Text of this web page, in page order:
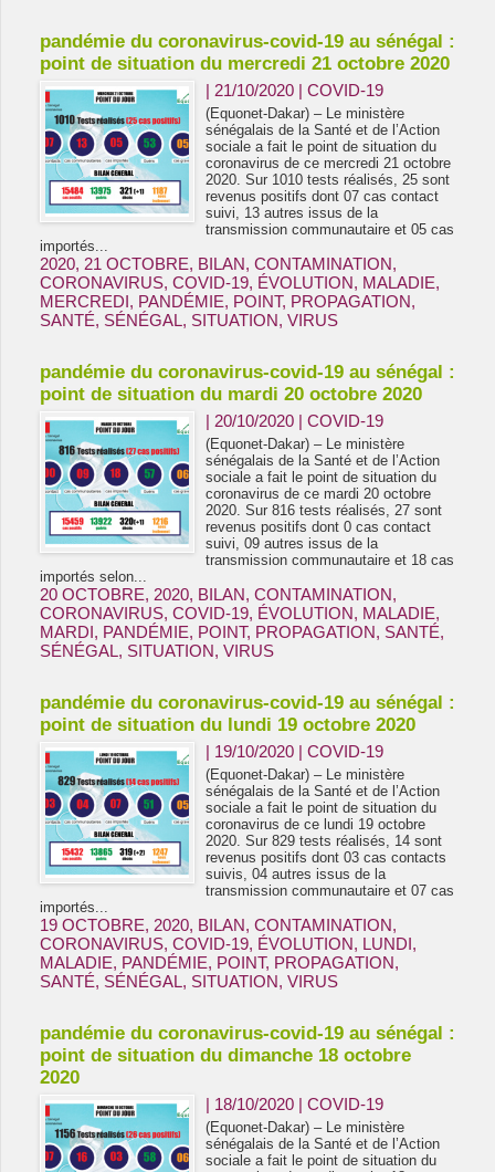
pandémie du coronavirus-covid-19 au sénégal :
point de situation du mercredi 21 octobre 2020
| 21/10/2020 |COVID-19
(Equonet-Dakar) – Le ministère
sénégalais de la Santé et de l’Action
sociale a fait le point de situation du
coronavirus de ce mercredi 21 octobre
2020. Sur 1010 tests réalisés, 25 sont
revenus positifs dont 07 cas contact
suivi, 13 autres issus de la
transmission communautaire et 05 cas
importés...
2020, 21 OCTOBRE, BILAN, CONTAMINATION,
CORONAVIRUS, COVID-19, ÉVOLUTION, MALADIE,
MERCREDI, PANDÉMIE, POINT, PROPAGATION,
SANTÉ, SÉNÉGAL, SITUATION, VIRUS
pandémie du coronavirus-covid-19 au sénégal :
point de situation du mardi 20 octobre 2020
| 20/10/2020 |COVID-19
(Equonet-Dakar) – Le ministère
sénégalais de la Santé et de l’Action
sociale a fait le point de situation du
coronavirus de ce mardi 20 octobre
2020. Sur 816 tests réalisés, 27 sont
revenus positifs dont 0 cas contact
suivi, 09 autres issus de la
transmission communautaire et 18 cas
importés selon...
20 OCTOBRE, 2020, BILAN, CONTAMINATION,
CORONAVIRUS, COVID-19, ÉVOLUTION, MALADIE,
MARDI, PANDÉMIE, POINT, PROPAGATION, SANTÉ,
SÉNÉGAL, SITUATION, VIRUS
pandémie du coronavirus-covid-19 au sénégal :
point de situation du lundi 19 octobre 2020
| 19/10/2020 |COVID-19
(Equonet-Dakar) – Le ministère
sénégalais de la Santé et de l’Action
sociale a fait le point de situation du
coronavirus de ce lundi 19 octobre
2020. Sur 829 tests réalisés, 14 sont
revenus positifs dont 03 cas contacts
suivis, 04 autres issus de la
transmission communautaire et 07 cas
importés...
19 OCTOBRE, 2020, BILAN, CONTAMINATION,
CORONAVIRUS, COVID-19, ÉVOLUTION, LUNDI,
MALADIE, PANDÉMIE, POINT, PROPAGATION,
SANTÉ, SÉNÉGAL, SITUATION, VIRUS
pandémie du coronavirus-covid-19 au sénégal :
point de situation du dimanche 18 octobre
2020
| 18/10/2020 |COVID-19
(Equonet-Dakar) – Le ministère
sénégalais de la Santé et de l’Action
sociale a fait le point de situation du